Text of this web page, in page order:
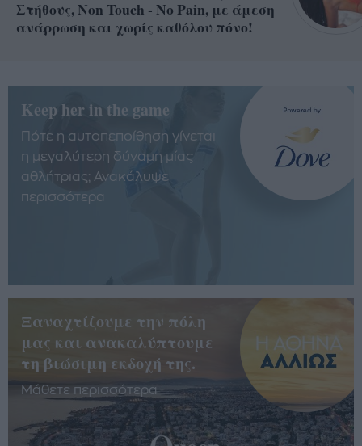
Στήθους, Non Touch - No Pain, με άμεση
ανάρρωση και χωρίς καθόλου πόνο!
Keep her in the game
Πότε η αυτοπεποίθηση γίνεται
η μεγαλύτερη δύναμη μίας
αθλήτριας; Ανακάλυψε
περισσότερα
Ξαναχτίζουμε την πόλη
μας και ανακαλύπτουμε
τη βιώσιμη εκδοχή της.
Μάθετε περισσότερα